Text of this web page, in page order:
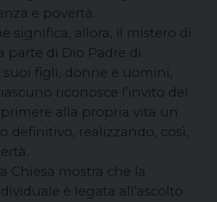
e povertà.
allora, il mistero di
parte di Dio Padre di
suoi figli, donne e uomini,
riconosce l’invito del
alla propria vita un
definitivo, realizzando, così,
Chiesa mostra che la
è legata all’ascolto